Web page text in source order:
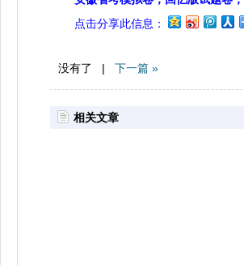
点击分享此信息：
没有了 | 下一篇 »
相关文章